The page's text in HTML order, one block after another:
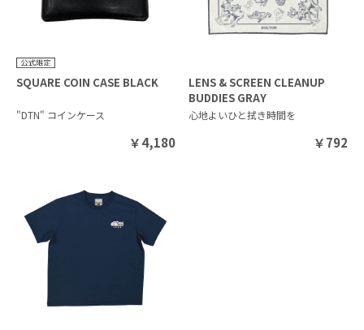
SQUARE COIN CASE BLACK
"DTN" コインケース
￥4,180
LENS & SCREEN CLEANUP
BUDDIES GRAY
心地よいひと拭き時間を
￥792